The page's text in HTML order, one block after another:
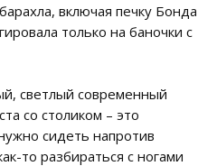
включая печку Бонда
только на баночки с
светлый современный
со столиком – это
сидеть напротив
то разбираться с ногами